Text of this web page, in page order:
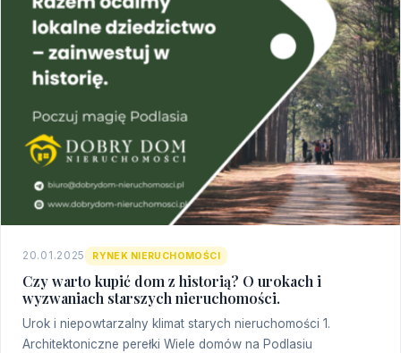
20.01.2025 RYNEK NIERUCHOMOŚCI
Czy warto kupić dom z historią? O urokach i
wyzwaniach starszych nieruchomości.
Urok i niepowtarzalny klimat starych nieruchomości 1.
Architektoniczne perełki Wiele domów na Podlasiu